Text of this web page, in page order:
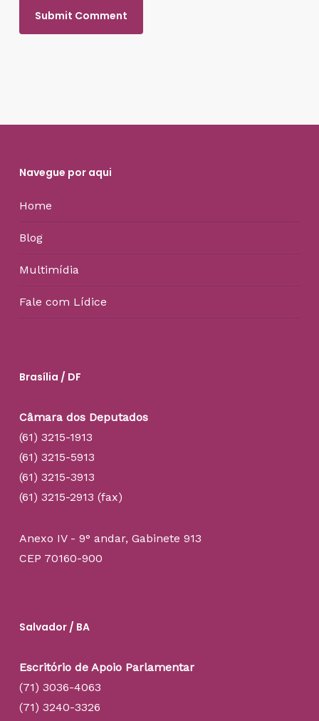
Navegue por aqui
Home
Blog
Multimídia
Fale com Lídice
Brasília / DF
Câmara dos Deputados
(61) 3215-1913
(61) 3215-5913
(61) 3215-3913
(61) 3215-2913 (fax)
Anexo IV - 9° andar, Gabinete 913
CEP 70160-900
Salvador / BA
Escritório de Apoio Parlamentar
(71) 3036-4063
(71) 3240-3326